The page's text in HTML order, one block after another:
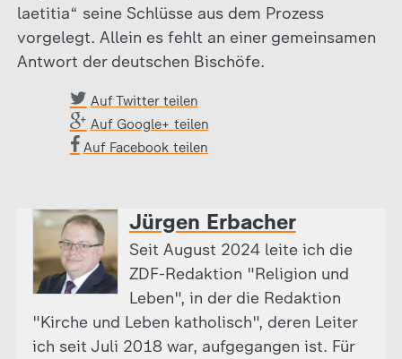
laetitia“ seine Schlüsse aus dem Prozess
vorgelegt. Allein es fehlt an einer gemeinsamen
Antwort der deutschen Bischöfe.
Auf Twitter teilen
Auf Google+ teilen
Auf Facebook teilen
Jürgen Erbacher
Seit August 2024 leite ich die
ZDF-Redaktion "Religion und
Leben", in der die Redaktion
"Kirche und Leben katholisch", deren Leiter
ich seit Juli 2018 war, aufgegangen ist. Für